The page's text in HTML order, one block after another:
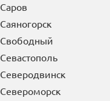
Саров
Саяногорск
Свободный
Севастополь
Северодвинск
Североморск